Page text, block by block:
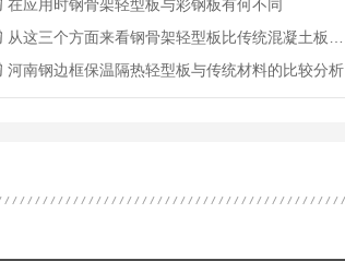
在应用时钢骨架轻型板与彩钢板有何不同
河南钢边框保温隔热轻型板与传统材料的比较分析